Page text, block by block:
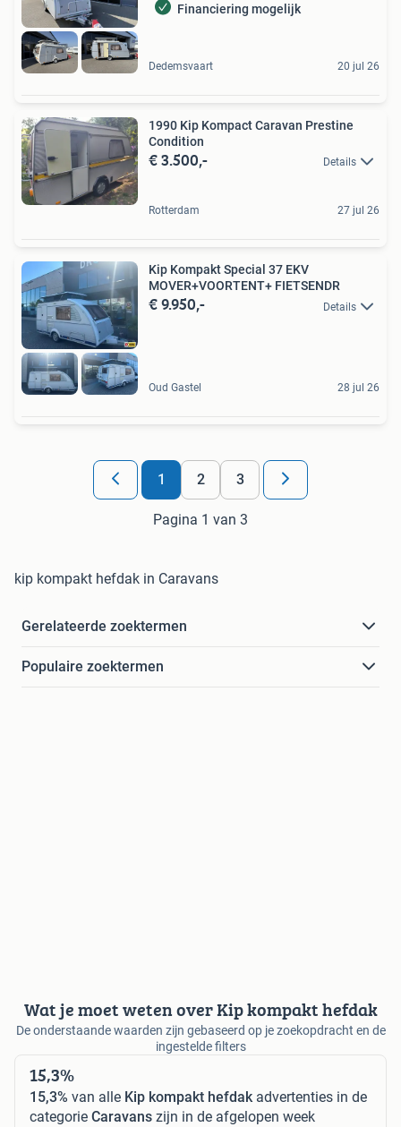
Financiering mogelijk
Dedemsvaart 20 jul 26
1990 Kip Kompact Caravan Prestine
Condition
€ 3.500,- Details
Rotterdam 27 jul 26
Kip Kompakt Special 37 EKV
MOVER+VOORTENT+ FIETSENDR
€ 9.950,- Details
Oud Gastel 28 jul 26
1 2 3
Pagina 1 van 3
kip kompakt hefdak in Caravans
Gerelateerde zoektermen
Populaire zoektermen
Wat je moet weten over Kip kompakt hefdak
De onderstaande waarden zijn gebaseerd op je zoekopdracht en de
ingestelde filters
15,3%
15,3% van alle Kip kompakt hefdakadvertenties in de
categorie Caravans zijn in de afgelopen week